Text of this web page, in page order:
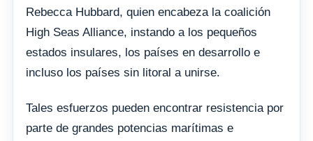
Rebecca Hubbard, quien encabeza la coalición
High Seas Alliance, instando a los pequeños
estados insulares, los países en desarrollo e
incluso los países sin litoral a unirse.
Tales esfuerzos pueden encontrar resistencia por
parte de grandes potencias marítimas e